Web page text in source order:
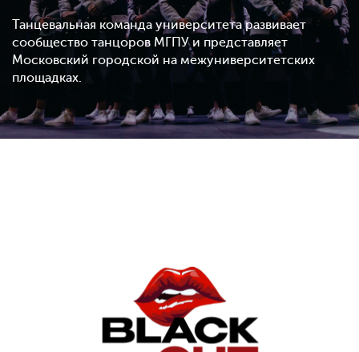
Танцевальная команда университета развивает
сообщество танцоров МГПУ и представляет
Московский городской на межуниверситетских
площадках.